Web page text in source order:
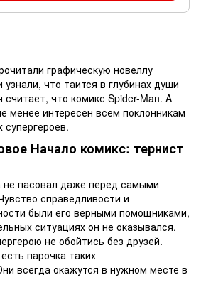
графическую новеллу
узнали, что таится в глубинах души
считает, что комикс Spider-Man. A
менее интересен всем поклонникам
Начало комикс: тернист
не пасовал даже перед самыми
справедливости и
были его верными помощниками,
ситуациях он не оказывался.
не обойтись без друзей.
парочка таких
всегда окажутся в нужном месте в